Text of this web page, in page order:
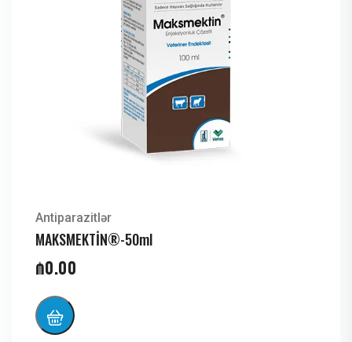
Antiparazitlər
MAKSMEKTİN®-50ml
₼0.00